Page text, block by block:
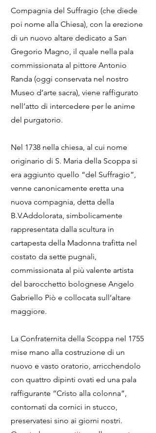
Compagnia del Suffragio (che diede
poi nome alla Chiesa), con la erezione
di un nuovo altare dedicato a San
Gregorio Magno, il quale nella pala
commissionata al pittore Antonio
Randa (oggi conservata nel nostro
Museo d’arte sacra), viene raffigurato
nell’atto di intercedere per le anime
del purgatorio.
Nel 1738 nella chiesa, al cui nome
originario di S. Maria della Scoppa si
era aggiunto quello “del Suffragio”,
venne canonicamente eretta una
nuova compagnia, detta della
B.V.Addolorata, simbolicamente
rappresentata dalla scultura in
cartapesta della Madonna trafitta nel
costato da sette pugnali,
commissionata al più valente artista
del barocchetto bolognese Angelo
Gabriello Piò e collocata sull’altare
maggiore.
La Confraternita della Scoppa nel 1755
mise mano alla costruzione di un
nuovo e vasto oratorio, arricchendolo
con quattro dipinti ovati ed una pala
raffigurante “Cristo alla colonna”,
contornati da cornici in stucco,
preservatesi sino ai giorni nostri.